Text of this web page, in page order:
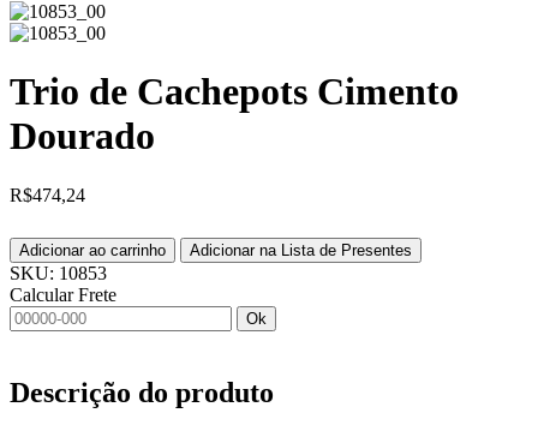
Trio de Cachepots Cimento
Dourado
R$474,24
Adicionar ao carrinho Adicionar na Lista de Presentes
SKU: 10853
Calcular Frete
Ok
Descrição do produto